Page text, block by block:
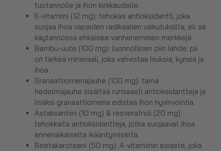
tuotannolle ja ihon kirkkaudelle.
E-vitamiini (12 mg): tehokas antioksidantti, joka
suojaa ihoa vapaiden radikaalien vaikutuksilta, eli se
käytännössä ehkäisee vanhenemisen merkkejä.
Bambu-uute (100 mg): luonnollinen piin lähde; pii
on tärkeä mineraali, joka vahvistaa hiuksia, kynsiä ja
ihoa.
Granaattiomenajauhe (100 mg): tämä
hedelmäjauhe sisältää runsaasti antioksidantteja ja
lisäksi granaattiomena edistää ihon hyvinvointia.
Astaksantiini (10 mg) & resveratroli (20 mg):
tehokkaita antioksidantteja, jotka suojaavat ihoa
ennenaikaiselta ikääntymiseltä.
Beetakaroteeni (50 mg): A-vitamiinin esiaste, joka